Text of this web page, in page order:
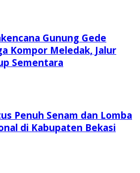
Gunung Gede
Kompor Meledak, Jalur
Sementara
Penuh Senam dan Lomba
di Kabupaten Bekasi